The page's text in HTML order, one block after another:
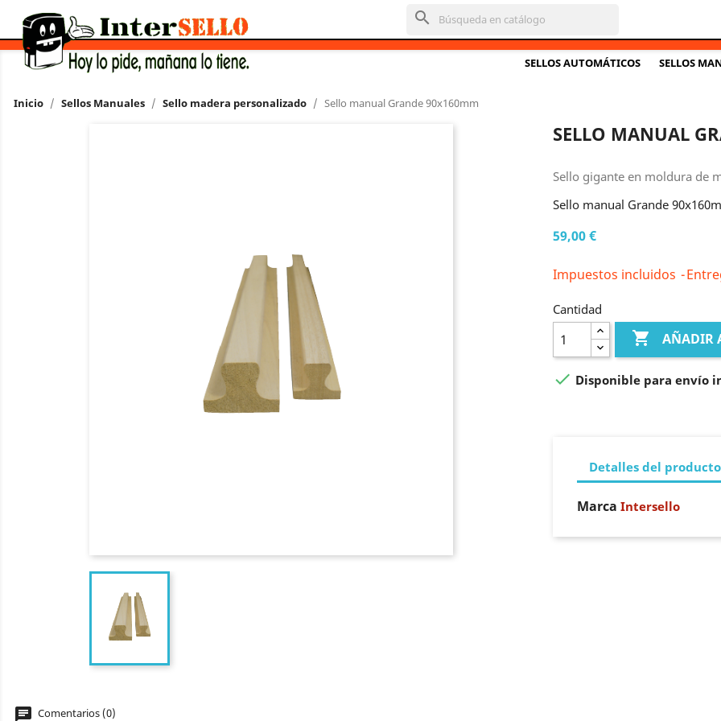
search
SELLOS AUTOMÁTICOS SELLOS
Inicio Sellos Manuales Sello madera personalizado Sello manual Grande 90x160mm
SELLO MANUAL
Sello gigante en moldura de
Sello manual Grande
59,00 €
Impuestos incluidos
Cantidad
 AÑADIR
 Disponible para envío
Detalles del producto
Marca Intersello
chat Comentarios (0)